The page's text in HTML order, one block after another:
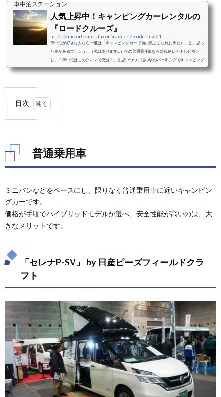
車中泊ステーション
人気上昇中！キャンピングカーレンタルの
『ロードクルーズ』
https://motorhome-sta.com/camper/roadcruise01
車中泊が好きな人なら一度は「キャンピングカーで自由気ままな旅に出たい」と、思っ
た事があるでしょう。（私はあります…）今の普通乗用車なら普段使いも申し分無い
し、「車中泊はこのクルマで充分！」と思いつつ、道の駅のパーキングでキャンピング
カーを見かけると「一度位はあんなキャンパーに乗って旅したい！」とも思う事でしょ
はドンドン大きくなっていきます。...
目次
1.
SV」
by 日
産ピー
ズフィ
ールド
1.2.
その他
の普通
乗用車
2.
軽キ
ャン
パー
2.1.
「ココ
ワゴ
ン」
by フ
ィール
普通乗用車
ミニバンなどをベースにし、限りなく普通乗用車に近いキャンピン
グカーです。
価格が手頃でハイブリッドモデルが選べ、安全性能が高いのは、大
きなメリットです。
「セレナP-SV」 by 日産ピーズフィールドクラ
フト